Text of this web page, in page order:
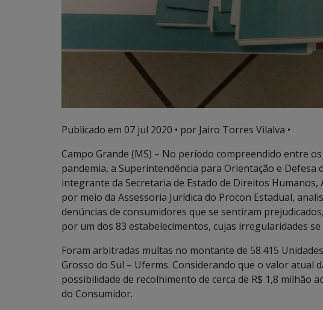
Publicado em 07 jul 2020 • por Jairo Torres Vilalva •
Campo Grande (MS) – No período compreendido entre
pandemia, a Superintendência para Orientação e
integrante da Secretaria de Estado de Direitos Humanos,
por meio da Assessoria Jurídica do Procon Estadual,
denúncias de consumidores que se sentiram
por um dos 83 estabelecimentos, cujas irregularidades
Foram arbitradas multas no montante de 58.415
Grosso do Sul – Uferms. Considerando que o valor atual
possibilidade de recolhimento de cerca de R$ 1,8 milhão
do Consumidor.